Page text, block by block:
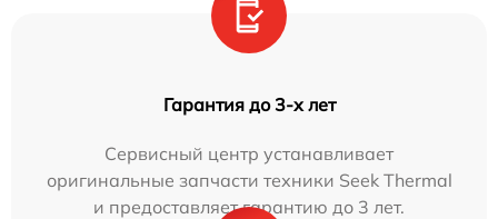
Гарантия до 3-х лет
Сервисный центр устанавливает
оригинальные запчасти техники Seek Thermal
и предоставляет гарантию до 3 лет.